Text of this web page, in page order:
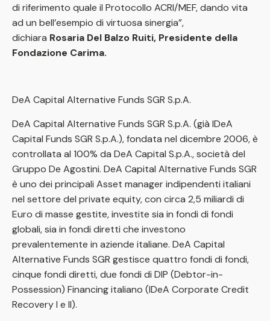
di riferimento quale il Protocollo ACRI/MEF, dando vita
ad un bell’esempio di virtuosa sinergia”,
dichiara Rosaria Del Balzo Ruiti, Presidente della
Fondazione Carima.
DeA Capital Alternative Funds SGR S.p.A.
DeA Capital Alternative Funds SGR S.p.A. (già IDeA
Capital Funds SGR S.p.A.), fondata nel dicembre 2006, è
controllata al 100% da DeA Capital S.p.A., società del
Gruppo De Agostini. DeA Capital Alternative Funds SGR
è uno dei principali Asset manager indipendenti italiani
nel settore del private equity, con circa 2,5 miliardi di
Euro di masse gestite, investite sia in fondi di fondi
globali, sia in fondi diretti che investono
prevalentemente in aziende italiane. DeA Capital
Alternative Funds SGR gestisce quattro fondi di fondi,
cinque fondi diretti, due fondi di DIP (Debtor-in-
Possession) Financing italiano (IDeA Corporate Credit
Recovery I e II).